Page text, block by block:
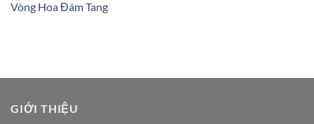
Vòng Hoa Đám Tang
GIỚI THIỆU